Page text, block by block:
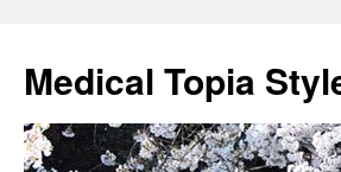
Medical Topia